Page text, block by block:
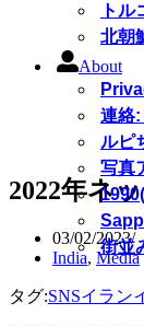
トル
北朝
About
連絡
ルピ
写真
街並
2022年ネ
03/02/2023
India, Media
タグ:SNSイラン